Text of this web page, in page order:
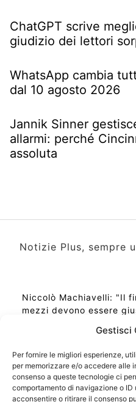
Gestisci
Per fornire le migliori esperienze,
per memorizzare e/o accedere alle
consenso a queste tecnologie ci
comportamento di navigazione o ID
acconsentire o ritirare il consenso
ChatGPT scrive
giudizio dei lettori
WhatsApp cambia
dal 10 agosto 2026
Jannik Sinner
allarmi: perché
assoluta
Notizie Plus, sempre
Niccolò Machiavelli: "Il
mezzi devono essere
Ora Esatta in Italia in
Ti Senti Strano
la Risonanza di